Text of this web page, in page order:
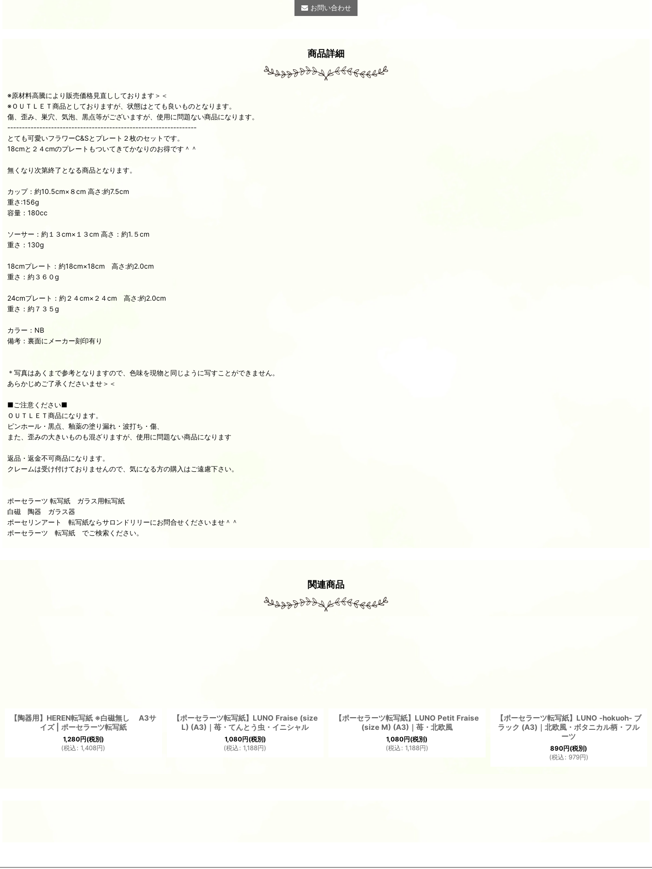
お問い合わせ
商品詳細
※原材料高騰により販売価格見直ししております＞＜
※ＯＵＴＬＥＴ商品としておりますが、状態はとても良いものとなります。
傷、歪み、巣穴、気泡、黒点等がございますが、使用に問題ない商品になります。
-----------------------------------------------------------------
とても可愛いフラワーC&Sとプレート２枚のセットです。
18cmと２４cmのプレートもついてきてかなりのお得です＾＾
無くなり次第終了となる商品となります。
カップ：約10.5cm×８cm 高さ:約7.5cm
重さ:156g
容量：180cc
ソーサー：約１３cm×１３cm 高さ：約1.５cm
重さ：130g
18cmプレート：約18cm×18cm 高さ:約2.0cm
重さ：約３６０g
24cmプレート：約２４cm×２４cm 高さ:約2.0cm
重さ：約７３５g
カラー：NB
備考：裏面にメーカー刻印有り
＊写真はあくまで参考となりますので、色味を現物と同じように写すことができません。
あらかじめご了承くださいませ＞＜
■ご注意ください■
ＯＵＴＬＥＴ商品になります。
ピンホール・黒点、釉薬の塗り漏れ・波打ち・傷、
また、歪みの大きいものも混ざりますが、使用に問題ない商品になります
返品・返金不可商品になります。
クレームは受け付けておりませんので、気になる方の購入はご遠慮下さい。
ポーセラーツ 転写紙 ガラス用転写紙
白磁 陶器 ガラス器
ポーセリンアート 転写紙ならサロンドリリーにお問合せくださいませ＾＾
ポーセラーツ 転写紙 でご検索ください。
関連商品
【陶器用】HEREN転写紙 ※白磁無し A3サ
イズ | ポーセラーツ転写紙
1,280円(税別)
(税込: 1,408円)
【ポーセラーツ転写紙】LUNO Fraise (size
L) (A3)｜苺・てんとう虫・イニシャル
1,080円(税別)
(税込: 1,188円)
【ポーセラーツ転写紙】LUNO Petit Fraise
(size M) (A3)｜苺・北欧風
1,080円(税別)
(税込: 1,188円)
【ポーセラーツ転写紙】LUNO -hokuoh- ブ
ラック (A3)｜北欧風・ボタニカル柄・フル
ーツ
890円(税別)
(税込: 979円)